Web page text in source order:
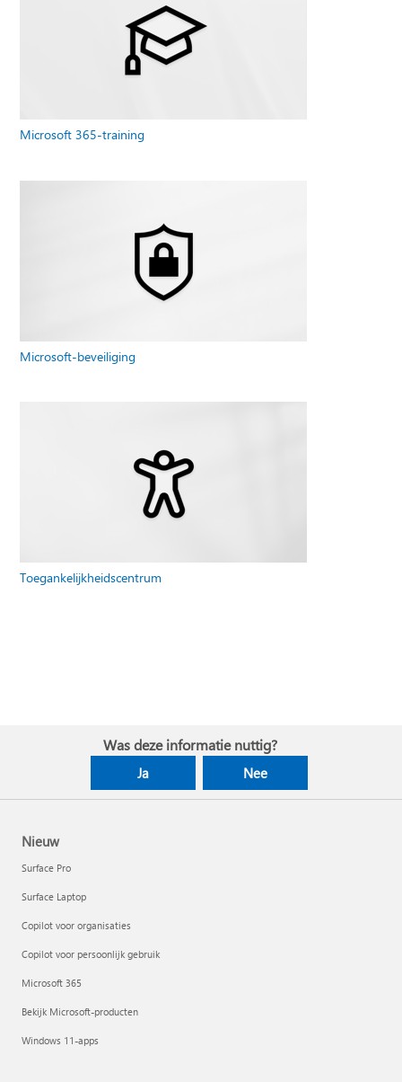
Microsoft 365-training
Microsoft-beveiliging
Toegankelijkheidscentrum
Was deze informatie nuttig?
Ja Nee
Nieuw
Surface Pro
Surface Laptop
Copilot voor organisaties
Copilot voor persoonlijk gebruik
Microsoft 365
Bekijk Microsoft-producten
Windows 11-apps